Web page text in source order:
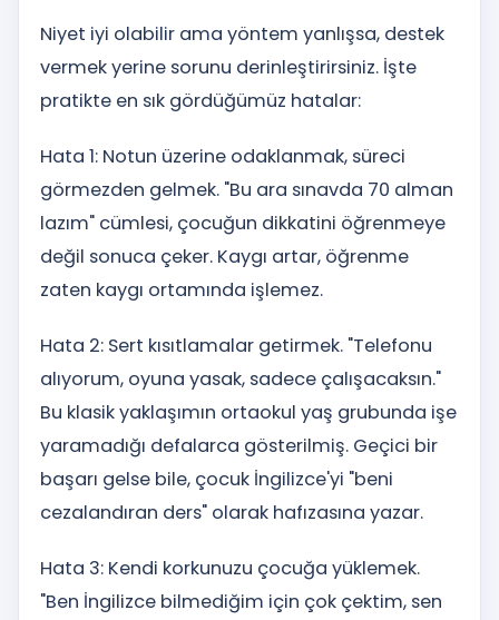
Niyet iyi olabilir ama yöntem yanlışsa, destek
vermek yerine sorunu derinleştirirsiniz. İşte
pratikte en sık gördüğümüz hatalar:
Hata 1: Notun üzerine odaklanmak, süreci
görmezden gelmek. "Bu ara sınavda 70 alman
lazım" cümlesi, çocuğun dikkatini öğrenmeye
değil sonuca çeker. Kaygı artar, öğrenme
zaten kaygı ortamında işlemez.
Hata 2: Sert kısıtlamalar getirmek. "Telefonu
alıyorum, oyuna yasak, sadece çalışacaksın."
Bu klasik yaklaşımın ortaokul yaş grubunda işe
yaramadığı defalarca gösterilmiş. Geçici bir
başarı gelse bile, çocuk İngilizce'yi "beni
cezalandıran ders" olarak hafızasına yazar.
Hata 3: Kendi korkunuzu çocuğa yüklemek.
"Ben İngilizce bilmediğim için çok çektim, sen